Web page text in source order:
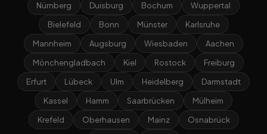
Nürnberg
Duisburg Bochum
Wuppertal
Bielefeld
Bonn Münster
Karlsruhe
Mannheim
Augsburg Wiesbaden
Aachen
Mönchengladbach
Kiel Rostock
Freiburg
Erfurt
Lübeck Ulm Heidelberg
Darmstadt
Kassel
Hamm Saarbrücken
Mülheim
Krefeld
Oberhausen Mainz Osnabrück